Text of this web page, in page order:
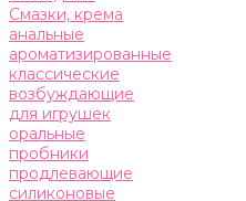
Смазки, крема
анальные
ароматизированные
классические
возбуждающие
для игрушек
оральные
пробники
продлевающие
силиконовые